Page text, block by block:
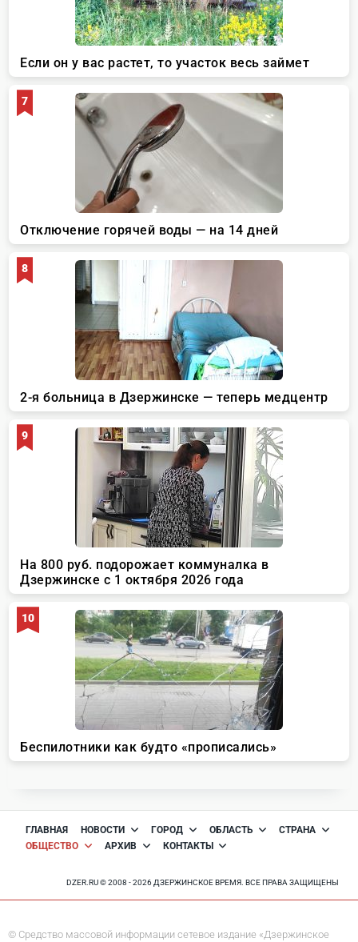
ГЛАВНАЯ НОВОСТИ ГОРОД ОБЛАСТЬ
СТРАНА
ОБЩЕСТВО
АРХИВ КОНТАКТЫ
DZER.RU © 2008 - 2026 ДЗЕРЖИНСКОЕ ВРЕМЯ. ВСЕ ПРАВА ЗАЩИЩЕНЫ
© Средство массовой информации сетевое издание «Дзержинское